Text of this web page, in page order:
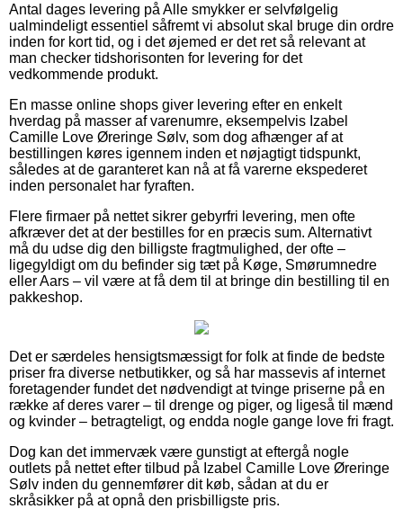
Antal dages levering på Alle smykker er selvfølgelig
ualmindeligt essentiel såfremt vi absolut skal bruge din ordre
inden for kort tid, og i det øjemed er det ret så relevant at
man checker tidshorisonten for levering for det
vedkommende produkt.
En masse online shops giver levering efter en enkelt
hverdag på masser af varenumre, eksempelvis Izabel
Camille Love Øreringe Sølv, som dog afhænger af at
bestillingen køres igennem inden et nøjagtigt tidspunkt,
således at de garanteret kan nå at få varerne ekspederet
inden personalet har fyraften.
Flere firmaer på nettet sikrer gebyrfri levering, men ofte
afkræver det at der bestilles for en præcis sum. Alternativt
må du udse dig den billigste fragtmulighed, der ofte –
ligegyldigt om du befinder sig tæt på Køge, Smørumnedre
eller Aars – vil være at få dem til at bringe din bestilling til en
pakkeshop.
Det er særdeles hensigtsmæssigt for folk at finde de bedste
priser fra diverse netbutikker, og så har massevis af internet
foretagender fundet det nødvendigt at tvinge priserne på en
række af deres varer – til drenge og piger, og ligeså til mænd
og kvinder – betragteligt, og endda nogle gange love fri fragt.
Dog kan det immervæk være gunstigt at eftergå nogle
outlets på nettet efter tilbud på Izabel Camille Love Øreringe
Sølv inden du gennemfører dit køb, sådan at du er
skråsikker på at opnå den prisbilligste pris.